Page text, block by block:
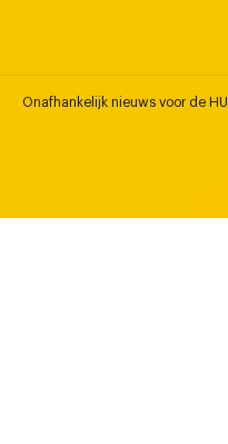
Onafhankelijk nieuws voor de HU